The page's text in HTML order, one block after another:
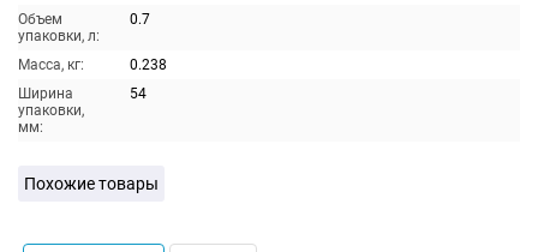
Объем
упаковки, л:
0.7
Масса, кг:
0.238
Ширина
упаковки,
мм:
54
Похожие товары